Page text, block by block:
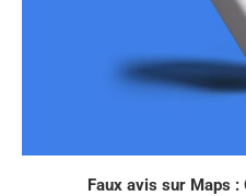
Faux avis sur Maps